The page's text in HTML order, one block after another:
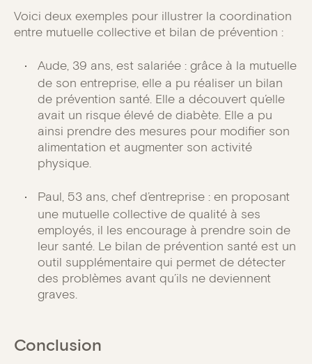
Voici deux exemples pour illustrer la coordination
entre mutuelle collective et bilan de prévention :
Aude, 39 ans, est salariée : grâce à la mutuelle
de son entreprise, elle a pu réaliser un bilan
de prévention santé. Elle a découvert qu’elle
avait un risque élevé de diabète. Elle a pu
ainsi prendre des mesures pour modifier son
alimentation et augmenter son activité
physique.
Paul, 53 ans, chef d’entreprise : en proposant
une mutuelle collective de qualité à ses
employés, il les encourage à prendre soin de
leur santé. Le bilan de prévention santé est un
outil supplémentaire qui permet de détecter
des problèmes avant qu’ils ne deviennent
graves.
Conclusion